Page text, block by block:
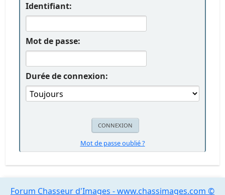
Identifiant:
Mot de passe:
Durée de connexion:
Mot de passe oublié ?
Forum Chasseur d'Images - www.chassimages.com ©